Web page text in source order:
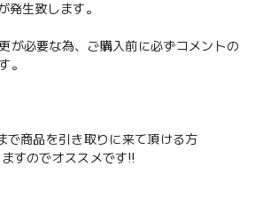
発生致します。
が必要な為、ご購入前に必ずコメントの
。
で商品を引き取りに来て頂ける方
すのでオススメです‼️